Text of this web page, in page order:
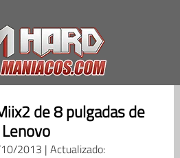
de 8 pulgadas de
Lenovo
2013 | Actualizado: